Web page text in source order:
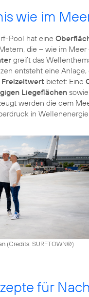
wie im
Pool hat eine
die – wie im
greift das
entsteht eine
Freizeitwert bietet: Eine
Liegeflächen
werden die dem
in
(Credits: SURFTOWN®)
für